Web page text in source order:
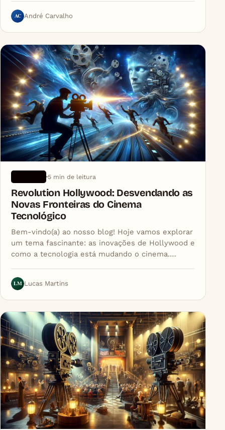
AC André Carvalho
5 min de leitura
Revolution Hollywood: Desvendando as
Novas Fronteiras do Cinema
Tecnológico
Bem-vindo(a) ao nosso blog! Hoje vamos explorar
um tema fascinante: as inovações de Hollywood e
como a tecnologia está mudando o cinema.…
LM Lucas Martins